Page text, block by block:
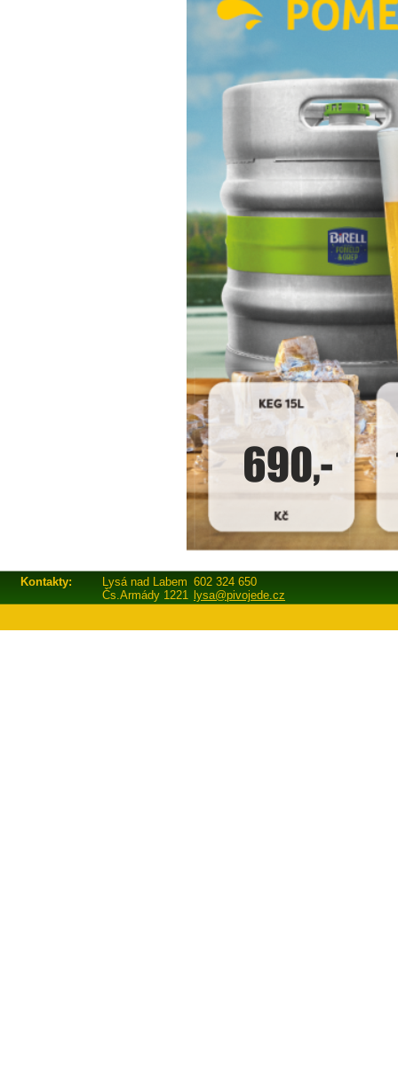
Kontakty: Lysá nad Labem 602 324 650
Čs.Armády 1221 lysa@pivojede.cz